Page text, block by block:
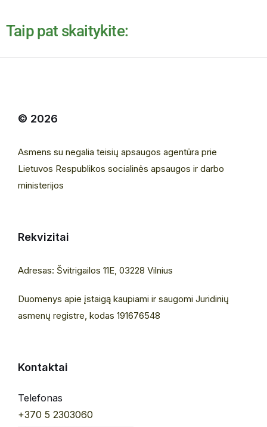
Taip pat skaitykite:
© 2026
Asmens su negalia teisių apsaugos agentūra prie
Lietuvos Respublikos socialinės apsaugos ir darbo
ministerijos
Rekvizitai
Adresas: Švitrigailos 11E, 03228 Vilnius
Duomenys apie įstaigą kaupiami ir saugomi Juridinių
asmenų registre, kodas 191676548
Kontaktai
Telefonas
+370 5 2303060